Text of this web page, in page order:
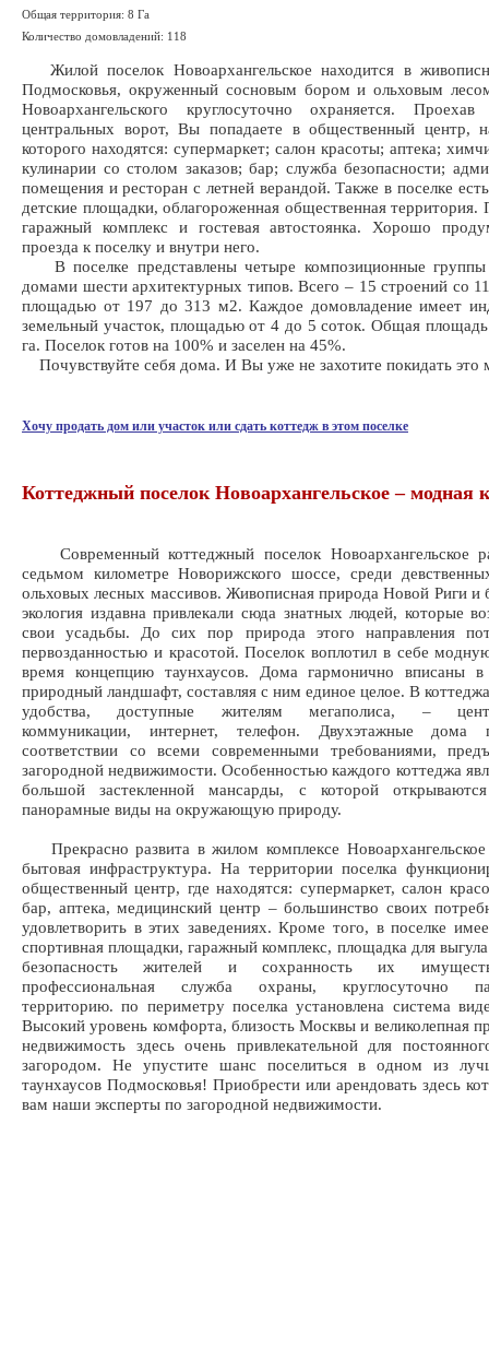
Общая территория: 8 Га
Количество домовладений: 118
Жилой поселок Новоархангельское находится в
Подмосковья, окруженный сосновым бором и ольховым
Новоархангельского круглосуточно охраняется.
центральных ворот, Вы попадаете в общественный центр,
которого находятся: супермаркет; салон красоты; аптека;
кулинарии со столом заказов; бар; служба безопасности;
помещения и ресторан с летней верандой. Также в поселке
детские площадки, облагороженная общественная территория.
гаражный комплекс и гостевая автостоянка. Хорошо
проезда к поселку и внутри него.
В поселке представлены четыре композиционные группы
домами шести архитектурных типов. Всего – 15 строений со
площадью от 197 до 313 м2. Каждое домовладение имеет
земельный участок, площадью от 4 до 5 соток. Общая
га. Поселок готов на 100% и заселен на 45%.
Почувствуйте себя дома. И Вы уже не захотите покидать это
Хочу продать дом или участок или сдать коттедж в этом поселке
Коттеджный поселок Новоархангельское – модная
Современный коттеджный поселок Новоархангельское
седьмом километре Новорижского шоссе, среди
ольховых лесных массивов. Живописная природа Новой Риги и
экология издавна привлекали сюда знатных людей, которые
свои усадьбы. До сих пор природа этого направления
первозданностью и красотой. Поселок воплотил в себе
время концепцию таунхаусов. Дома гармонично вписаны
природный ландшафт, составляя с ним единое целое. В
удобства, доступные жителям мегаполиса, –
коммуникации, интернет, телефон. Двухэтажные дома
соответствии со всеми современными требованиями,
загородной недвижимости. Особенностью каждого коттеджа
большой застекленной мансарды, с которой
панорамные виды на окружающую природу.
Прекрасно развита в жилом комплексе Новоархангельское
бытовая инфраструктура. На территории поселка
общественный центр, где находятся: супермаркет, салон
бар, аптека, медицинский центр – большинство своих
удовлетворить в этих заведениях. Кроме того, в поселке
спортивная площадки, гаражный комплекс, площадка для
безопасность жителей и сохранность их
профессиональная служба охраны, круглосуточно
территорию. по периметру поселка установлена система
Высокий уровень комфорта, близость Москвы и великолепная
недвижимость здесь очень привлекательной для
загородом. Не упустите шанс поселиться в одном из
таунхаусов Подмосковья! Приобрести или арендовать здесь
вам наши эксперты по загородной недвижимости.